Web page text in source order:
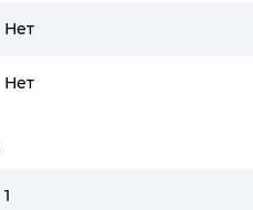
Нет
Нет
1